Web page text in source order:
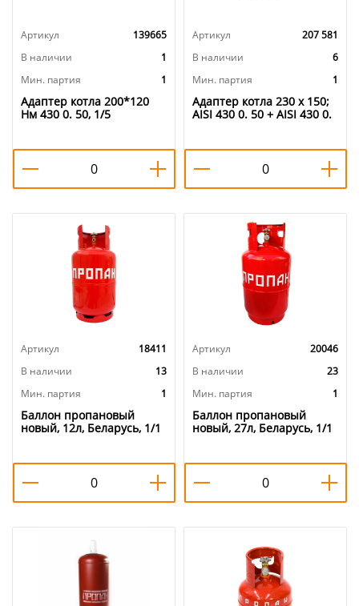
Артикул
139665
В наличии
1
Мин. партия
1
Адаптер котла 200*120
Нм 430 0. 50, 1/5
Артикул
207 581
В наличии
6
Мин. партия
1
Адаптер котла 230 х 150;
AISI 430 0. 50 + AISI 430 0.
Артикул
18411
В наличии
13
Мин. партия
1
Баллон пропановый
новый, 12л, Беларусь, 1/1
Артикул
20046
В наличии
23
Мин. партия
1
Баллон пропановый
новый, 27л, Беларусь, 1/1